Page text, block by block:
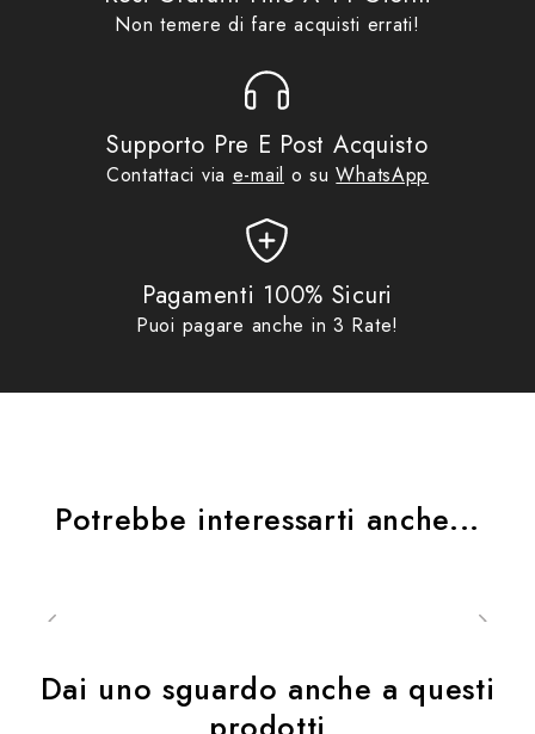
Peso 1000 ±50g
Non temere di fare acquisti errati!
Supporto Pre E Post Acquisto
Contattaci via e-mail o suWhatsApp
Pagamenti 100% Sicuri
Puoi pagare anche in 3 Rate!
Potrebbe interessarti anche...
Dai uno sguardo anche a questi